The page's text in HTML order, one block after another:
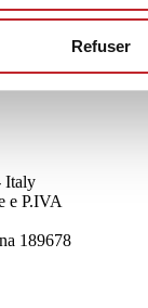
Refuser
Italy
e P.IVA
189678